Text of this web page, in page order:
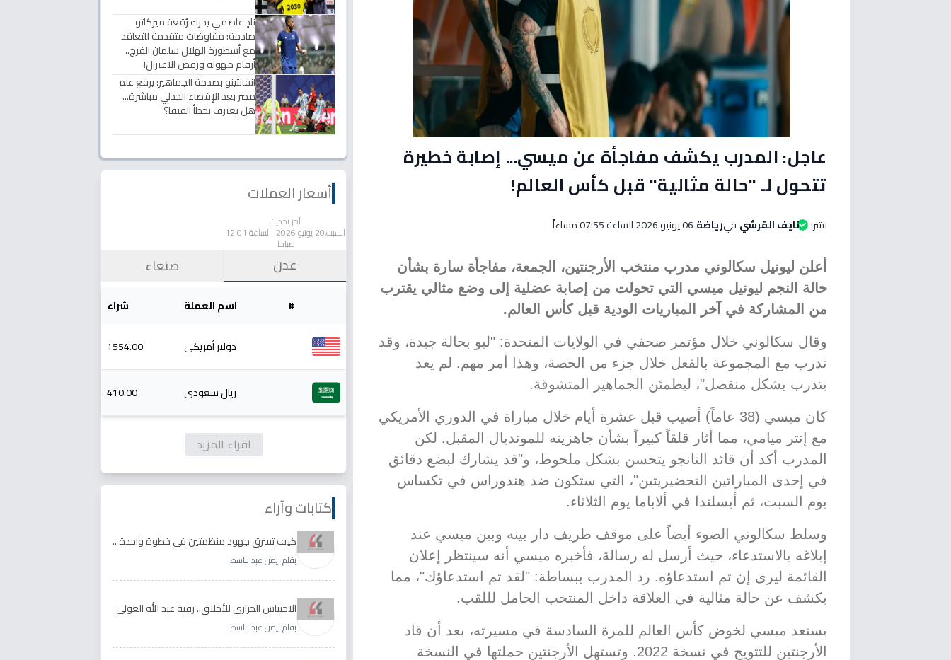
عاجل: المدرب يكشف مفاجأة عن ميسي... إصابة خطيرة
تتحول لـ "حالة مثالية" قبل كأس العالم!
نشر: نايف القرشي فيرياضة 06 يونيو 2026 الساعة 07:55 مساءاً
أعلن ليونيل سكالوني مدرب منتخب الأرجنتين، الجمعة، مفاجأة سارة بشأن
حالة النجم ليونيل ميسي التي تحولت من إصابة عضلية إلى وضع مثالي يقترب
من المشاركة في آخر المباريات الودية قبل كأس العالم.
وقال سكالوني خلال مؤتمر صحفي في الولايات المتحدة: "ليو بحالة جيدة، وقد
تدرب مع المجموعة بالفعل خلال جزء من الحصة، وهذا أمر مهم. لم يعد
يتدرب بشكل منفصل"، ليطمئن الجماهير المتشوقة.
كان ميسي (38 عاماً) أصيب قبل عشرة أيام خلال مباراة في الدوري الأمريكي
مع إنتر ميامي، مما أثار قلقاً كبيراً بشأن جاهزيته للمونديال المقبل. لكن
المدرب أكد أن قائد التانجو يتحسن بشكل ملحوظ، و"قد يشارك لبضع دقائق
في إحدى المباراتين التحضيريتين"، التي ستكون ضد هندوراس في تكساس
يوم السبت، ثم أيسلندا في ألاباما يوم الثلاثاء.
وسلط سكالوني الضوء أيضاً على موقف طريف دار بينه وبين ميسي عند
إبلاغه بالاستدعاء، حيث أرسل له رسالة، فأخبره ميسي أنه سينتظر إعلان
القائمة ليرى إن تم استدعاؤه. رد المدرب ببساطة: "لقد تم استدعاؤك"، مما
يكشف عن حالة مثالية في العلاقة داخل المنتخب الحامل لللقب.
يستعد ميسي لخوض كأس العالم للمرة السادسة في مسيرته، بعد أن قاد
الأرجنتين للتتويج في نسخة 2022. وتستهل الأرجنتين حملتها في النسخة
نادٍ عاصمي يحرك رُقعة ميركاتو
صادمة: مفاوضات متقدمة للتعاقد
مع أسطورة الهلال سلمان الفرج..
أرقام مهولة ورفض الاعتزال!
انفانتينو بصدمة الجماهير: يرفع علم
مصر بعد الإقصاء الجدلي مباشرة...
هل يعترف بخطأ الفيفا؟
أسعار العملات
آخر تحديث
السبت,20 يونيو 2026 الساعة 12:01
صباحا
عدن صنعاء
# اسم العملة شراء
دولار أمريكي 1554.00
ريال سعودي 410.00
اقراء المزيد
كتابات وآراء
كيف تسرق جهود منظمتين في خطوة واحدة ..
الأجابة لدى رقية عبد الله الغولي وغدير طيره
بقلم ايمن عبدالباسط
الاحتباس الحراري للأخلاق.. رقية عبد الله الغولي
وغدير طيره نموذجا
بقلم ايمن عبدالباسط